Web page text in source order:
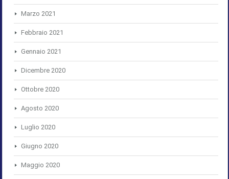
Marzo 2021
Febbraio 2021
Gennaio 2021
Dicembre 2020
Ottobre 2020
Agosto 2020
Luglio 2020
Giugno 2020
Maggio 2020